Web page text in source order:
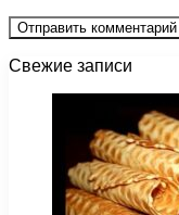
Свежие записи